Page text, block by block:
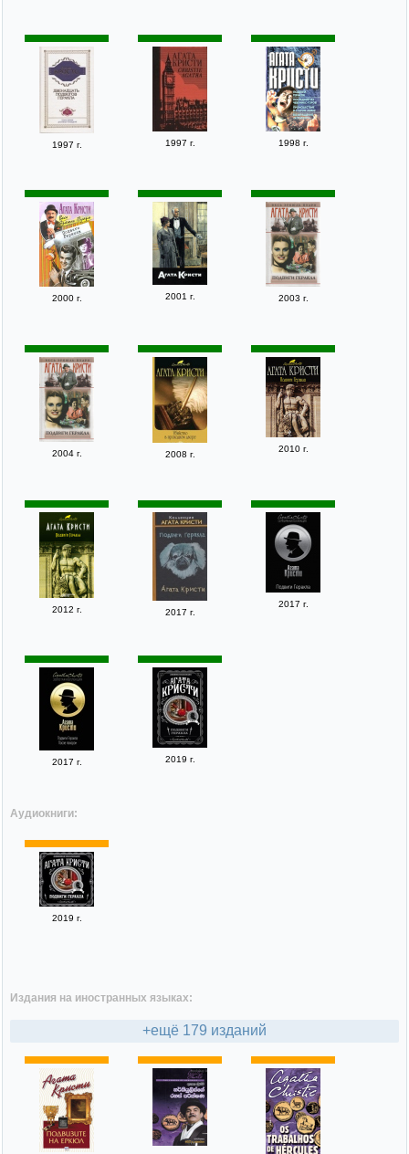
1997 г. 1997 г. 1998 г.
2000 г. 2001 г. 2003 г.
2004 г. 2008 г.
2010 г.
2012 г. 2017 г.
2017 г.
2017 г. 2019 г.
Аудиокниги:
2019 г.
Издания на иностранных языках:
+ещё 179 изданий